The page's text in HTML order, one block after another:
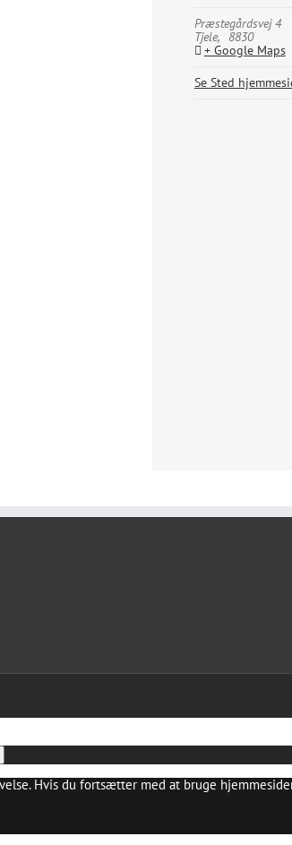
Præstegårdsvej 4
Tjele,
8830
+ Google Maps
Se Sted
Hvis du fortsætter med at bruge